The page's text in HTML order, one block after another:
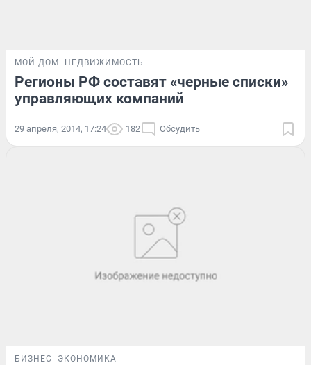
МОЙ ДОМ НЕДВИЖИМОСТЬ
Регионы РФ составят «черные списки»
управляющих компаний
29 апреля, 2014, 17:24 182 Обсудить
БИЗНЕС ЭКОНОМИКА